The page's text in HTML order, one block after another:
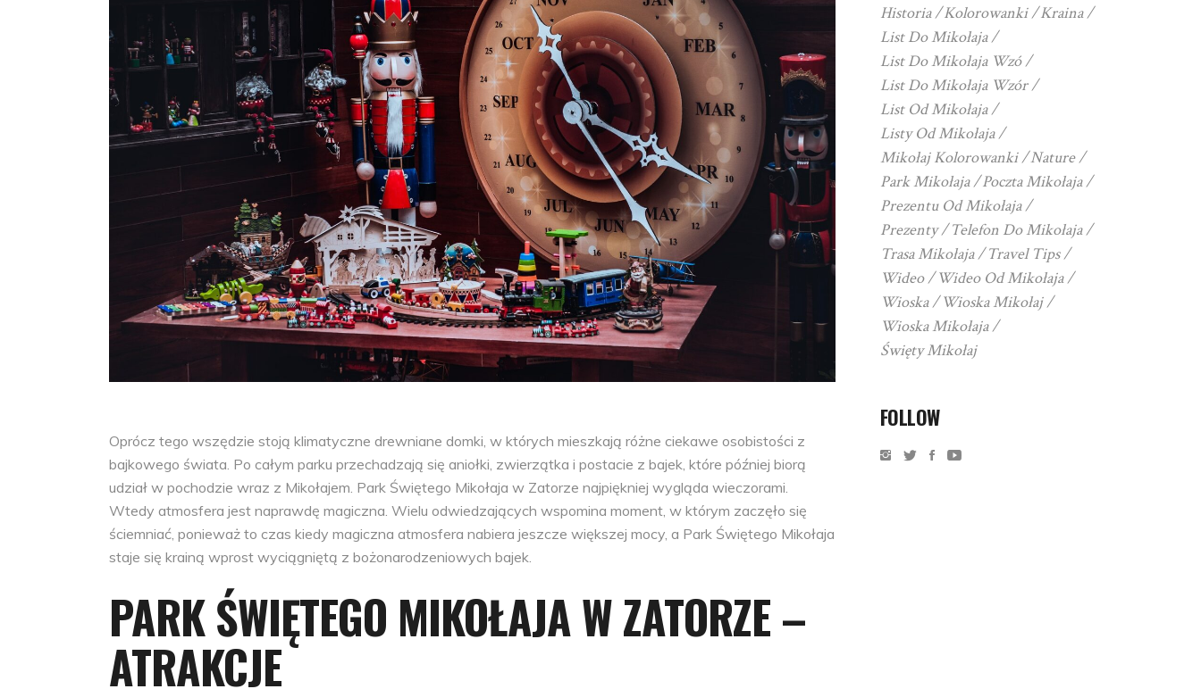
Oprócz tego wszędzie stoją klimatyczne drewniane domki, w których mieszkają różne ciekawe osobistości z
bajkowego świata. Po całym parku przechadzają się aniołki, zwierzątka i postacie z bajek, które później biorą
udział w pochodzie wraz z Mikołajem. Park Świętego Mikołaja w Zatorze najpiękniej wygląda wieczorami.
Wtedy atmosfera jest naprawdę magiczna. Wielu odwiedzających wspomina moment, w którym zaczęło się
ściemniać, ponieważ to czas kiedy magiczna atmosfera nabiera jeszcze większej mocy, a Park Świętego Mikołaja
staje się krainą wprost wyciągniętą z bożonarodzeniowych bajek.
PARK ŚWIĘTEGO MIKOŁAJA W ZATORZE –
ATRAKCJE
Historia
Kolorowanki
Kraina
List Do Mikołaja
List Do Mikołaja Wzó
List Do Mikołaja Wzór
List Od Mikołaja
Listy Od Mikołaja
Mikołaj Kolorowanki
Nature
Park Mikołaja
Poczta Mikołaja
Prezentu Od Mikołaja
Prezenty
Telefon Do Mikołaja
Trasa Mikołaja
Travel Tips
Wideo
Wideo Od Mikołaja
Wioska
Wioska Mikołaj
Wioska Mikołaja
Święty Mikołaj
FOLLOW